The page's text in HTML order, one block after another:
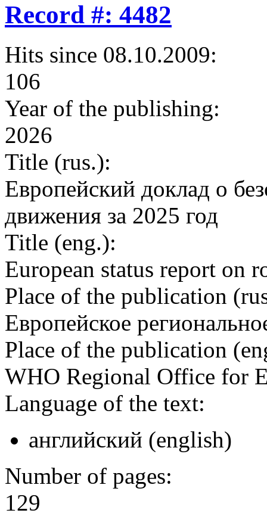
Record #: 4482
Hits since 08.10.2009:
106
Year of the publishing:
2026
Title (rus.):
Европейский доклад о
движения за 2025 год
Title (eng.):
European status report on
Place of the publication
Европейское
Place of the publication
WHO Regional Office for
Language of the text:
английский (english)
Number of pages:
129